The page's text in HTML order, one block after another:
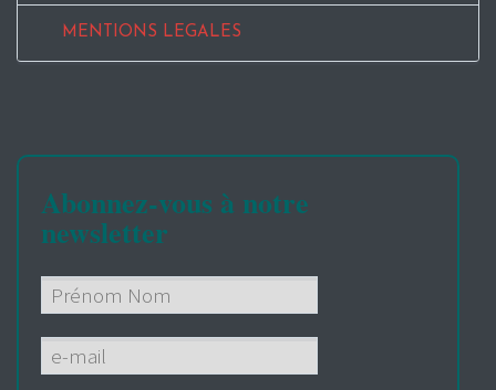
MENTIONS LEGALES
Abonnez-vous à notre
newsletter